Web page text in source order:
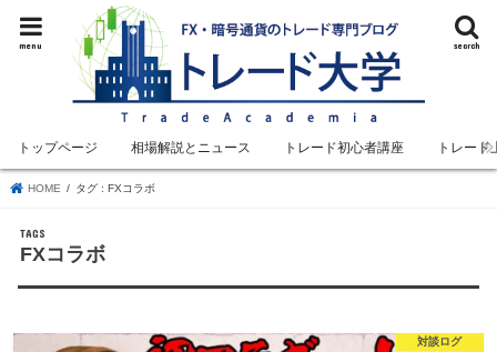
search
menu
トップページ 相場解説とニュース トレード初心者講座 トレード
HOME タグ : FXコラボ
FXコラボ
対談ログ